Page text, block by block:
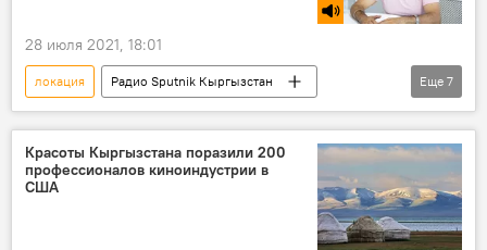
28 июля 2021, 18:01
локация
Радио Sputnik Кыргызстан
Общество
Кыргызстан
Культура
производство
продюсер
Еще 7
Красоты Кыргызстана поразили 200
профессионалов киноиндустрии в
США